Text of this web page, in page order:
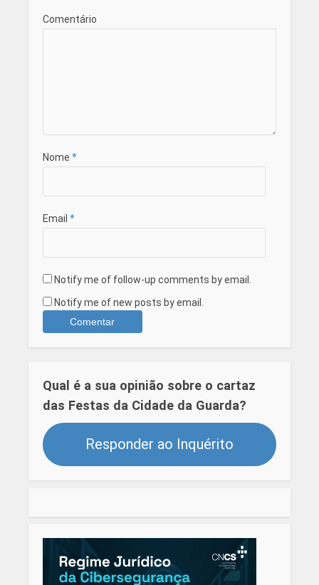
Comentário
Nome *
Email *
Notify me of follow-up comments by email.
Notify me of new posts by email.
Qual é a sua opinião sobre o cartaz
das Festas da Cidade da Guarda?
Responder ao Inquérito